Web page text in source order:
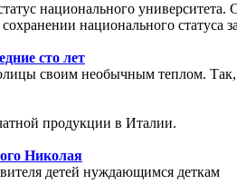
национального
национального статуса
сто лет
своим необычным теплом. Так,
продукции в Италии.
Николая
детей нуждающимся деткам